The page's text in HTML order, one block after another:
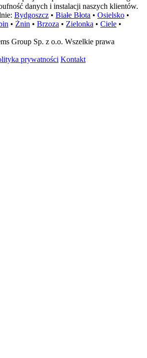
danych i instalacji naszych klientów.
Bydgoszcz • Białe Błota • Osielsko •
• Żnin • Brzoza • Zielonka • Ciele •
Group Sp. z o.o. Wszelkie prawa
prywatności Kontakt